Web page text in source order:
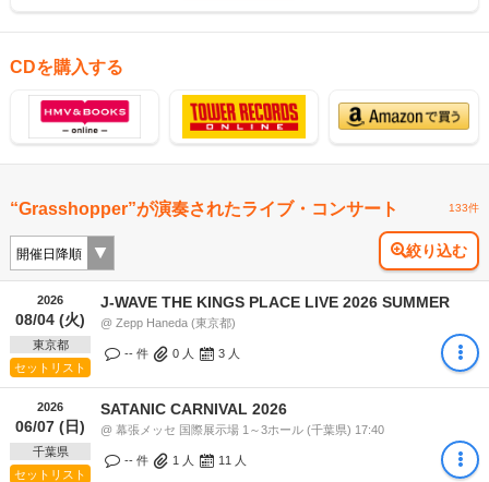
CDを購入する
“Grasshopper”が演奏されたライブ・コンサート 133件
絞り込む
2026
08/04 (火)
東京都
セットリスト
J-WAVE THE KINGS PLACE LIVE 2026 SUMMER
@ Zepp Haneda (東京都)
-- 件 0 人 3 人
2026
06/07 (日)
千葉県
セットリスト
SATANIC CARNIVAL 2026
@ 幕張メッセ 国際展示場 1～3ホール (千葉県) 17:40
-- 件 1 人 11 人